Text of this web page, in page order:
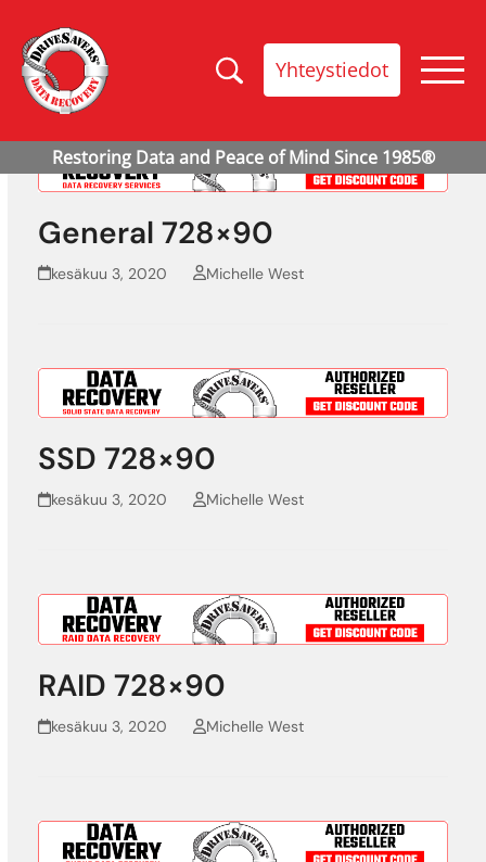
Yhteystiedot
General 728×90
kesäkuu 3, 2020 Michelle West
SSD 728×90
kesäkuu 3, 2020 Michelle West
RAID 728×90
kesäkuu 3, 2020 Michelle West